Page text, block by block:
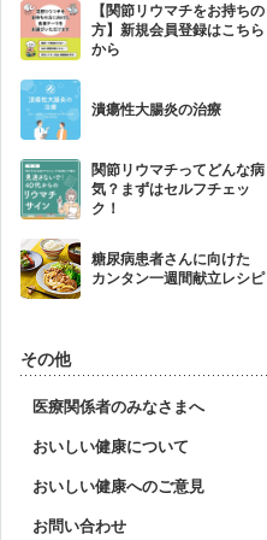
【関節リウマチをお持ちの
方】新規会員登録はこちら
から
潰瘍性大腸炎の治療
関節リウマチってどんな病
気？まずはセルフチェッ
ク！
糖尿病患者さんに向けた
カンタン一週間献立レシピ
その他
医療関係者のみなさまへ
おいしい健康について
おいしい健康へのご意見
お問い合わせ